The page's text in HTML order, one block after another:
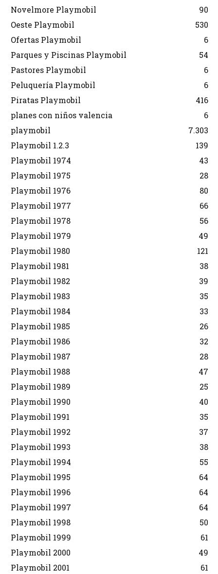
Novelmore Playmobil
90
Oeste Playmobil
530
Ofertas Playmobil
6
Parques y Piscinas Playmobil
54
Pastores Playmobil
6
Peluquería Playmobil
6
Piratas Playmobil
416
planes con niños valencia
6
playmobil
7.303
Playmobil 1.2.3
139
Playmobil 1974
43
Playmobil 1975
28
Playmobil 1976
80
Playmobil 1977
66
Playmobil 1978
56
Playmobil 1979
49
Playmobil 1980
121
Playmobil 1981
38
Playmobil 1982
39
Playmobil 1983
35
Playmobil 1984
33
Playmobil 1985
26
Playmobil 1986
32
Playmobil 1987
28
Playmobil 1988
47
Playmobil 1989
25
Playmobil 1990
40
Playmobil 1991
35
Playmobil 1992
37
Playmobil 1993
38
Playmobil 1994
55
Playmobil 1995
64
Playmobil 1996
64
Playmobil 1997
64
Playmobil 1998
50
Playmobil 1999
61
Playmobil 2000
49
Playmobil 2001
61